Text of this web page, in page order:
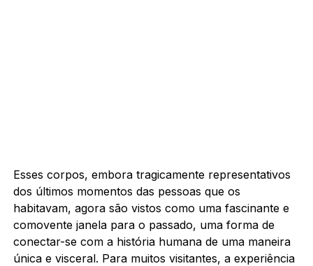
Esses corpos, embora tragicamente representativos
dos últimos momentos das pessoas que os
habitavam, agora são vistos como uma fascinante e
comovente janela para o passado, uma forma de
conectar-se com a história humana de uma maneira
única e visceral. Para muitos visitantes, a experiência